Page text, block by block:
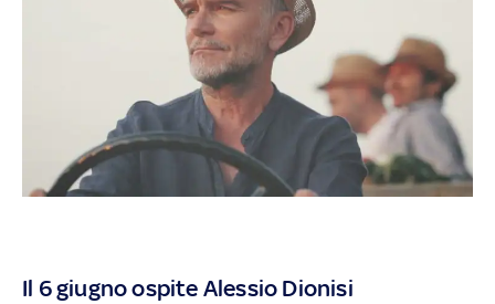
Il 6 giugno ospite Alessio Dionisi